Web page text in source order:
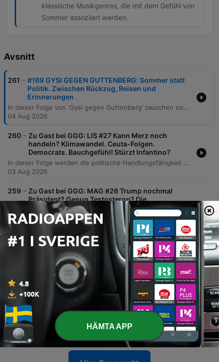
klassische Musikgenres, die mit dem Gefühl von
Sommer assoziiert werden.
Avsnitt
261 - #169 GYSI GEGEN GUTTENBERG: Sommer statt
Politik. Zwischen Rückzug, Reisen und
Erinnerungen
In dieser Folge von 'Gysi gegen Guttenberg' tauschen sich die Moderatoren auf eine sehr persönliche Weise über den Sommer aus. Sie beantworten Fragen der Zuhörer zu Themen wie sommerlichen Bildern, Reiseerlebnissen in Grönland oder den USA sowie persönlichen Erinnerungen an Gerüche und Musik. Anschließend folgt eine Blitzrunde über sommerliche Vorlieben, von Getränken und Landschaften bis hin zu Lieblingsessen und Gerüchen. Die Episode endet mit einem Ausblick auf kommende Live-Termine im Herbst und Winter sowie Informationen zu Kontaktmöglichkeiten für die Hörer.
04 Aug 2026
260 - Zu Gast bei GGG: LIS #27 Kann Merz noch
handeln? Klimawandel. Ceuta-Folgen.
Democrats. Bauchgefühl! Stürzt Infantino?
In dieser Folge werden die politische Handlungsfähigkeit von Friedrich Merz nach Regierungsveränderungen sowie die zunehmende Gefährdung Europas durch den Klimawandel und die Notwendigkeit internationaler Koalitionen thematisiert. Zudem wird die aktuelle Lage in den USA analysiert, von der Migrationskrise an Ceuta bis hin zu potenziellen Präsidentschaftskandidaten für 2028. Darüber hinaus beleuchtet der Podcast die Senatsanhörung von Dr. Anthony Fauci und die Spannung zwischen Datenfixierung und Intuition. Abschließend werden die Machtkämpfe innerhalb der FIFA unter Gianni Infantino sowie ein Nachruf auf den italienischen Fußballer Franco Baresi behandelt.
03 Aug 2026
259 - Zu Gast bei GGG: MAG #26 Trump nochmal
Präsident? Genug Testosteron? Die
Abnehmspritze: Dünner-aber nicht lustiger!
In dieser Folge diskutieren Ricardia Bramley und Kati Guttenberg über den Trend des 'Looksmaxing' und die zunehmende körperliche Selbstoptimierung. Sie beleuchten dabei die kulturellen Unterschiede zwischen der US-amerikanischen Eigenverantwortung und dem europäischen Solidarsystem sowie Phänomene wie Biohacking, extreme chirurgische Eingriffe und den Markt für Nahrungsergänzungsmittel. Zudem thematisieren sie politische Ereignisse wie das White House Correspondents' Dinner, die Debatte um Testosteron-Shots im US-Militär und kuriose 'Only in America'-Momente. Die Episode schließt mit Medienempfehlungen zur biologischen Verjüngung und einer Verabschiedung in die Sommerpause.
30 Jul 2026
258 -
#168 GYSI GEGEN GUTTENBERG: Was hat der
Liberalismus heute noch zu bieten?
In diesem Gespräch diskutieren Kathi Guttenberg und Gregor Gysi über die verschiedenen Flügel des Liberalismus in Deutschland, die aktuelle Lage der FDP sowie die Notwendigkeit, die soziale Marktwirtschaft und die politische Mitte zu schützen. Dabei thematisieren sie insbesondere die Steuergerechtigkeit zwischen Top-Verdienern und dem Mittelstand. Die Diskussion erweitert sich auf gesellschaftliche Spannungsfelder wie die Reform der Schenkungssteuer, die Bedeutung von Toleranz im politischen Diskurs sowie die Rolle des Bundesverfassungsgerichts. Abschließend werden Themen wie die Einführung eines sozialen Pflichtjahres anstelle der Wehrpflicht sowie zukünftige Podcast-Projekte und Live-Termine besprochen.
257 - Zu Gast bei GGG:LIS#26 Trauriges Ende des CSD,
warum Trump, Netanjahu & Putin falsch lagen,
bye Bad News, Jürgen Klopp!
Diese Episode beleuchtet aktuelle gesellschaftliche und geopolitische Spannungsfelder, beginnend mit der Debatte über Homophobie und Islamismus nach dem Anschlag auf den Christopher Street Day in Berlin. Zudem werden die Dynamiken politischer Kabinettsumbildungen sowie die historische Vorgehensweise von Angela Merkel analysiert. Darüber hinaus diskutiert der Podcast die globale Lage, von der Eskalation im Iran-Konflikt bis hin zu Donald Trumps US-Zollpolitik und deren Auswirkungen auf Europa. Abschließend werden der Umgang mit dem „Doomscrolling“ im Nachrichtenalltag sowie die Personalie Jürgen Klopp als möglicher deutscher Bundestrainer und die damit verbundenen Netzwerke thematisiert.
27 Jul 2026
HÄMTA APP